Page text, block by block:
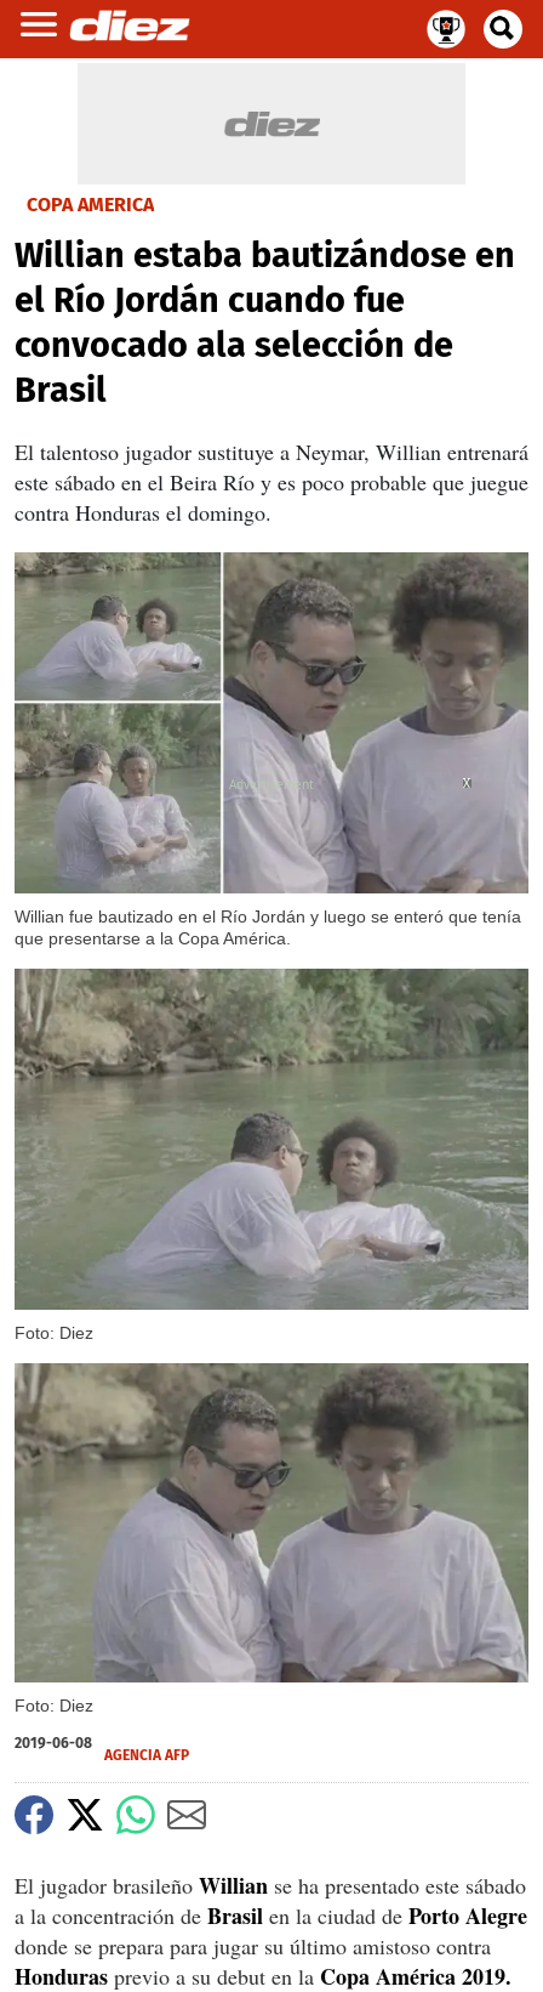
COPA AMERICA
Willian estaba bautizándose en
el Río Jordán cuando fue
convocado ala selección de
Brasil
El talentoso jugador sustituye a Neymar, Willian entrenará
este sábado en el Beira Río y es poco probable que juegue
contra Honduras el domingo.
Willian fue bautizado en el Río Jordán y luego se enteró que tenía
que presentarse a la Copa América.
Foto: Diez
Foto: Diez
X
X
X
2019-06-08
AGENCIA AFP
El jugador brasileño Willian se ha presentado este sábado
a la concentración de Brasil en la ciudad de Porto Alegre
donde se prepara para jugar su último amistoso contra
Honduras previo a su debut en la Copa América 2019.